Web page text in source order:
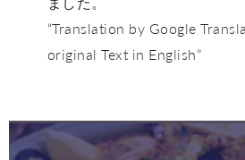
“Translation by Google
original Text in English”